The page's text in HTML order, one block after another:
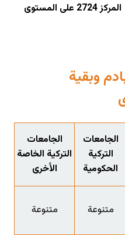
المركز 2724 على المستوى
وبقية
الجامعات
التركية
الحكومية
الجامعات
التركية الخاصة
الأخرى
متنوعة متنوعة